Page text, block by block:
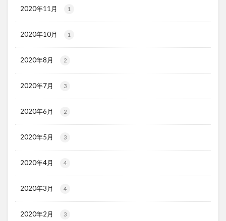
2020年11月 1
2020年10月 1
2020年8月 2
2020年7月 3
2020年6月 2
2020年5月 3
2020年4月 4
2020年3月 4
2020年2月 3